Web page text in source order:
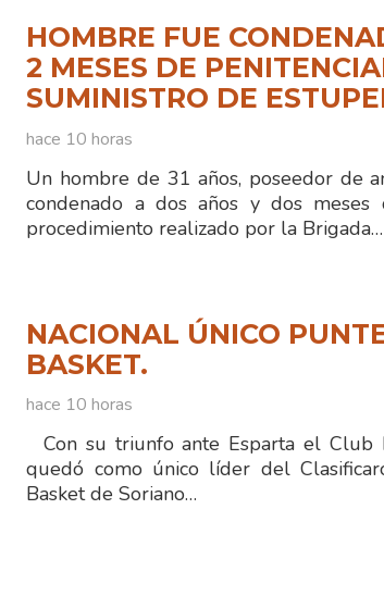
HOMBRE FUE
2 MESES DE
SUMINISTRO DE
hace 10 horas
Un hombre de 31 años, poseedor de
condenado a dos años y dos meses
procedimiento realizado por la Brigada…
NACIONAL ÚNICO
BASKET.
hace 10 horas
Con su triunfo ante Esparta el Club
quedó como único líder del
Basket de Soriano…